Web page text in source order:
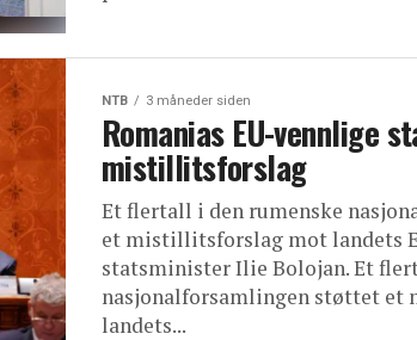
NTB 3 måneder siden
Romanias EU-vennlige
mistillitsforslag
Et flertall i den rumenske
et mistillitsforslag mot landets
statsminister Ilie Bolojan. Et
nasjonalforsamlingen støttet
landets...